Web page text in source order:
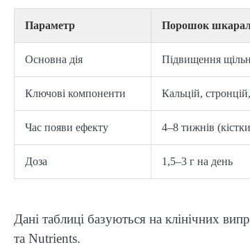
Параметр Порошок
Основна дія Підвищення
Ключові компоненти Кальцій,
Час появи ефекту 4–8 тижнів
Доза 1,5–3 г на день
Дані таблиці базуються на клінічних
та Nutrients.